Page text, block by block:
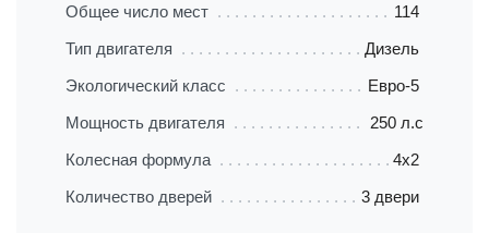
Общее число мест
114
Тип двигателя
Дизель
Экологический класс
Евро-5
Мощность двигателя
250 л.с
Колесная формула
4х2
Количество дверей
3 двери